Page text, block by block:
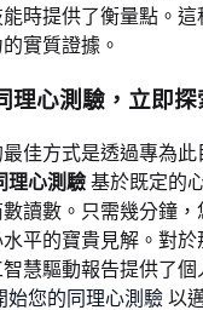
時提供了衡量點。這
實質證據。
理心測驗，立即
佳方式是透過專為
理心測驗 基於既定的
讀數。只需幾分鐘，
平的寶貴見解。對
慧驅動報告提供了
始您的同理心測驗 以